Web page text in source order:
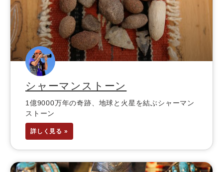
シャーマンストーン
1億9000万年の奇跡、地球と火星を結ぶシャーマン
ストーン
詳しく見る »